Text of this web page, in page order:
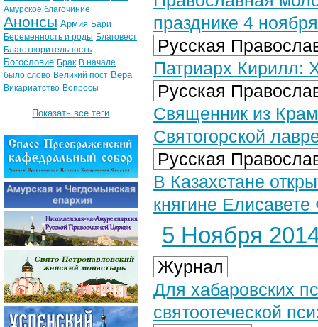
празднике 4 ноября
Русская
Патриарх Кирилл:
Русская
Священник из
Святогорской
Русская
В Казахстане
княгине
5 Ноября
Журнал
Для хабаровских
святоотеческой
Амурское благочиние
Анонсы Армия Бари
Беременность и роды Благовест
Благотворительность
Богословие Брак В начале
было слово Великий пост Вера
Викариатство Вопросы
Показать все теги